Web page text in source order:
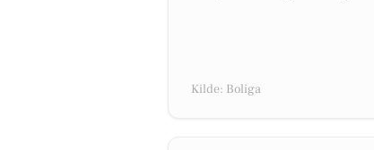
Kilde: Boliga